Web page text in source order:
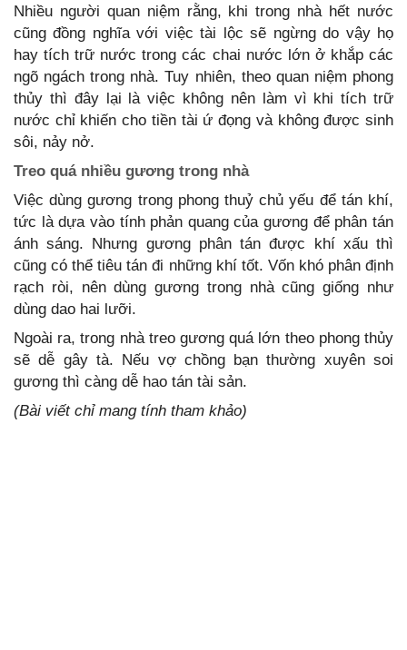
Nhiều người quan niệm rằng, khi trong nhà hết nước
cũng đồng nghĩa với việc tài lộc sẽ ngừng do vậy họ
hay tích trữ nước trong các chai nước lớn ở khắp các
ngõ ngách trong nhà. Tuy nhiên, theo quan niệm phong
thủy thì đây lại là việc không nên làm vì khi tích trữ
nước chỉ khiến cho tiền tài ứ đọng và không được sinh
sôi, nảy nở.
Treo quá nhiều gương trong nhà
Việc dùng gương trong phong thuỷ chủ yếu để tán khí,
tức là dựa vào tính phản quang của gương để phân tán
ánh sáng. Nhưng gương phân tán được khí xấu thì
cũng có thể tiêu tán đi những khí tốt. Vốn khó phân định
rạch ròi, nên dùng gương trong nhà cũng giống như
dùng dao hai lưỡi.
Ngoài ra, trong nhà treo gương quá lớn theo phong thủy
sẽ dễ gây tà. Nếu vợ chồng bạn thường xuyên soi
gương thì càng dễ hao tán tài sản.
(Bài viết chỉ mang tính tham khảo)